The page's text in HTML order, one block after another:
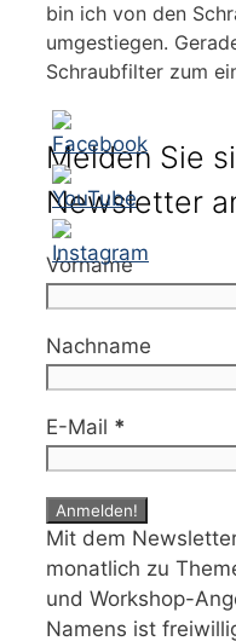
bin ich von den
umgestiegen.
Schraubfilter zum
Melden Sie
Newsletter
Vorname
Nachname
E-Mail *
Mit dem
monatlich zu
und Workshop-
Namens ist